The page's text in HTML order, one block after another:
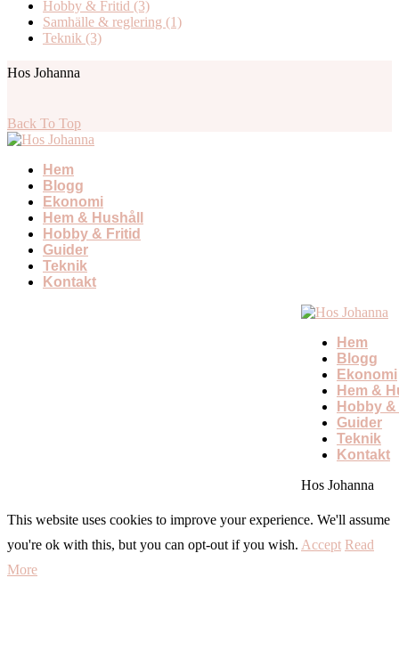
Hobby & Fritid (3)
Samhälle & reglering (1)
Teknik (3)
Hos Johanna
Back To Top
Hem
Blogg
Ekonomi
Hem & Hushåll
Hobby & Fritid
Guider
Teknik
Kontakt
Hem
Blogg
Ekonomi
Hem &
Hobby
Guider
Teknik
Kontakt
Hos Johanna
This website uses cookies to improve your experience. We'll assume
you're ok with this, but you can opt-out if you wish. Accept Read
More